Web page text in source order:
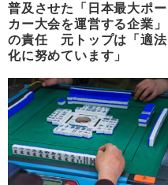
普及させた「日本最大ポー
カー大会を運営する企業」
の責任 元トップは「適法
化に努めています」